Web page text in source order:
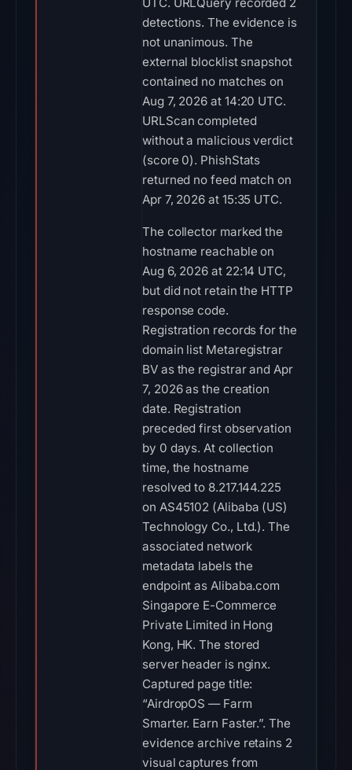
detections. The evidence is
not unanimous. The
external blocklist snapshot
contained no matches on
Aug 7, 2026 at 14:20 UTC.
URLScan completed
without a malicious verdict
(score 0). PhishStats
returned no feed match on
Apr 7, 2026 at 15:35 UTC.
The collector marked the
hostname reachable on
Aug 6, 2026 at 22:14 UTC,
but did not retain the HTTP
response code.
Registration records for the
domain list Metaregistrar
BV as the registrar and Apr
7, 2026 as the creation
date. Registration
preceded first observation
by 0 days. At collection
time, the hostname
resolved to 8.217.144.225
on AS45102 (Alibaba (US)
Technology Co., Ltd.). The
associated network
metadata labels the
endpoint as Alibaba.com
Singapore E-Commerce
Private Limited in Hong
Kong, HK. The stored
server header is nginx.
Captured page title:
“AirdropOS — Farm
Smarter. Earn Faster.”. The
evidence archive retains 2
visual captures from